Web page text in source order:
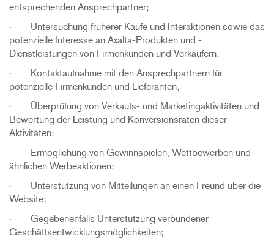
entsprechenden Ansprechpartner;
· Untersuchung früherer Käufe und Interaktionen sowie das
potenzielle Interesse an Axalta-Produkten und -
Dienstleistungen von Firmenkunden und Verkäufern;
· Kontaktaufnahme mit den Ansprechpartnern für
potenzielle Firmenkunden und Lieferanten;
· Überprüfung von Verkaufs- und Marketingaktivitäten und
Bewertung der Leistung und Konversionsraten dieser
Aktivitäten;
· Ermöglichung von Gewinnspielen, Wettbewerben und
ähnlichen Werbeaktionen;
· Unterstützung von Mitteilungen an einen Freund über die
Website;
· Gegebenenfalls Unterstützung verbundener
Geschäftsentwicklungsmöglichkeiten;